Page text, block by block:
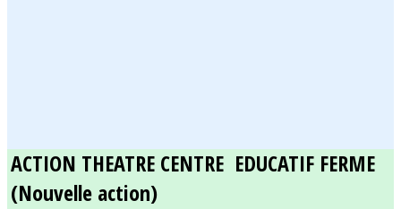
ACTION THEATRE CENTRE EDUCATIF FERME
(Nouvelle action)